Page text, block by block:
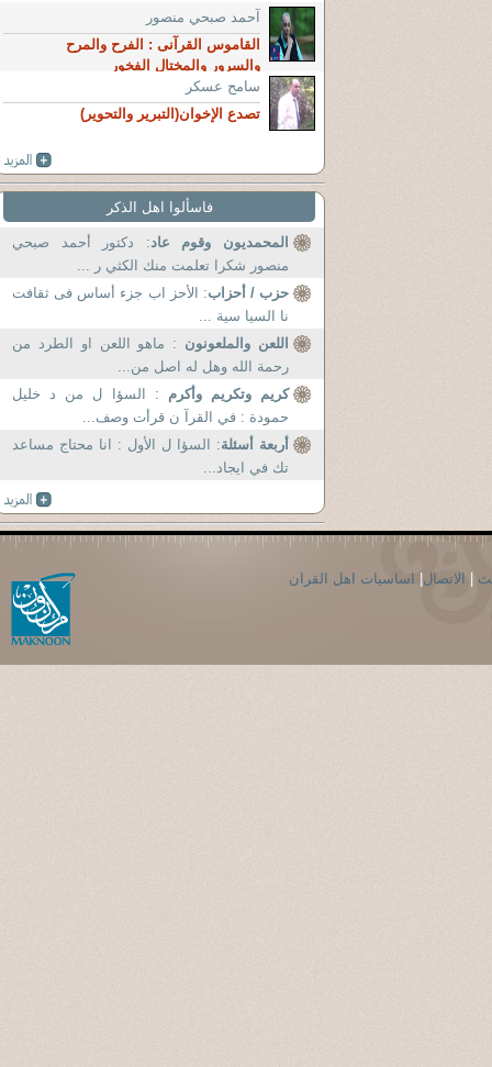
آحمد صبحي منصور
القاموس القرآنى : الفرح والمرح
والسرور والمختال الفخور
سامح عسكر
تصدع الإخوان(التبرير والتحوير)
فاسألوا اهل الذكر
المحمديون وقوم عاد: دكتور أحمد صبحي
منصور شكرا تعلمت منك الكثي ر ...
حزب / أحزاب: الأحز اب جزء أساس فى ثقافت
نا السيا سية ...
اللعن والملعونون : ماهو اللعن او الطرد من
رحمة الله وهل له اصل من...
كريم وتكريم وأكرم : السؤا ل من د خليل
حمودة : في القرآ ن قرأت وصف...
أربعة أسئلة: السؤا ل الأول : انا محتاج مساعد
تك في ايجاد...
الاتصال اساسيات اهل القران